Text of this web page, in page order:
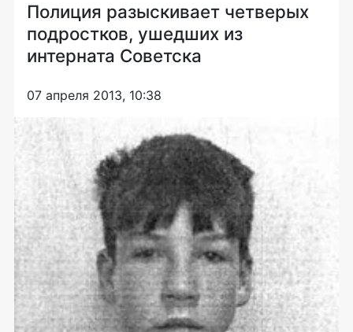
Полиция разыскивает четверых
подростков, ушедших из
интерната Советска
07 апреля 2013, 10:38